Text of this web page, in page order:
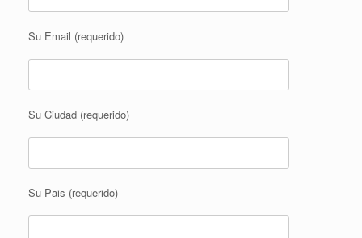
Su Email (requerido)
Su Ciudad (requerido)
Su Pais (requerido)